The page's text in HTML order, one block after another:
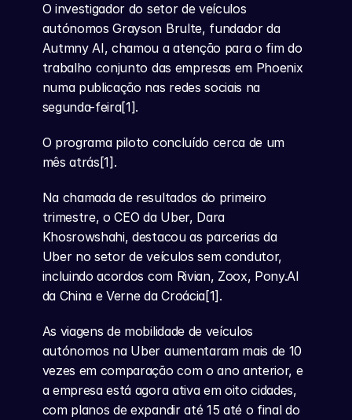
O investigador do setor de veículos
autónomos Grayson Brulte, fundador da
Autmny AI, chamou a atenção para o fim do
trabalho conjunto das empresas em Phoenix
numa publicação nas redes sociais na
segunda-feira[1].
O programa piloto concluído cerca de um
mês atrás[1].
Na chamada de resultados do primeiro
trimestre, o CEO da Uber, Dara
Khosrowshahi, destacou as parcerias da
Uber no setor de veículos sem condutor,
incluindo acordos com Rivian, Zoox, Pony.AI
da China e Verne da Croácia[1].
As viagens de mobilidade de veículos
autónomos na Uber aumentaram mais de 10
vezes em comparação com o ano anterior, e
a empresa está agora ativa em oito cidades,
com planos de expandir até 15 até o final do